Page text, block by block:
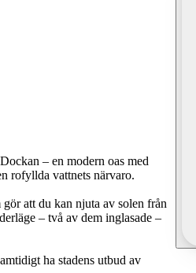
– en modern oas med
rofyllda vattnets närvaro.
att du kan njuta av solen från
– två av dem inglasade –
ha stadens utbud av